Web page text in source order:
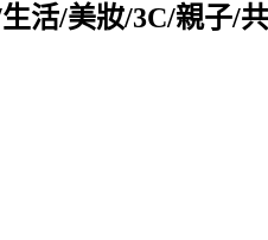
活/美妝/3C/親子/